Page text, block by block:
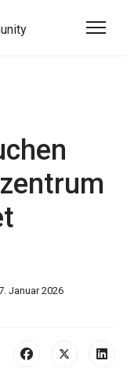
Januar 2026